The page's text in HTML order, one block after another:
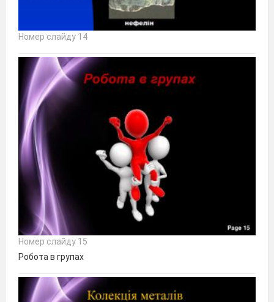
Номер слайду 14
Номер слайду 15
Робота в групах